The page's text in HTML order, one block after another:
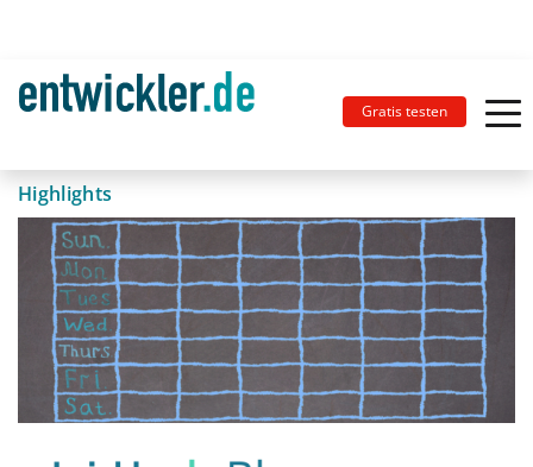
Gratis testen
Highlights